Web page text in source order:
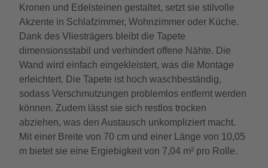
Kronen und Edelsteinen gestaltet, setzt sie stilvolle
Akzente in Schlafzimmer, Wohnzimmer oder Küche.
Dank des Vliesträgers bleibt die Tapete
dimensionsstabil und verhindert offene Nähte. Die
Wand wird einfach eingekleistert, was die Montage
erleichtert. Die Tapete ist hoch waschbeständig,
sodass Verschmutzungen problemlos entfernt werden
können. Zudem lässt sie sich restlos trocken
abziehen, was den Austausch unkompliziert macht.
Mit einer Breite von 70 cm und einer Länge von 10,05
m bietet sie eine Ergiebigkeit von 7,04 m² pro Rolle.